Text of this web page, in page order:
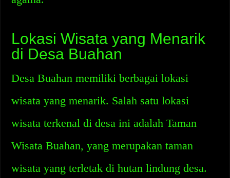
Lokasi Wisata yang Menarik
di Desa Buahan
Desa Buahan memiliki berbagai lokasi
wisata yang menarik. Salah satu lokasi
wisata terkenal di desa ini adalah Taman
Wisata Buahan, yang merupakan taman
wisata yang terletak di hutan lindung desa.